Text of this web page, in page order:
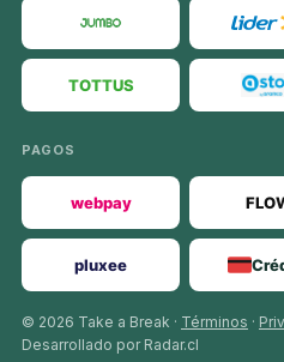
TOTTUS
PAGOS
webpay
pluxee
© 2026 Take a Break · Términos ·
Desarrollado por Radar.cl